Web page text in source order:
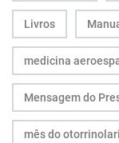
Livros
medicina
Mensagem do
mês do